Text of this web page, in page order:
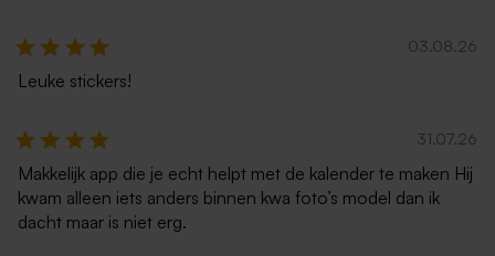
03.08.26
Leuke stickers!
31.07.26
Makkelijk app die je echt helpt met de kalender te maken Hij
kwam alleen iets anders binnen kwa foto’s model dan ik
dacht maar is niet erg.